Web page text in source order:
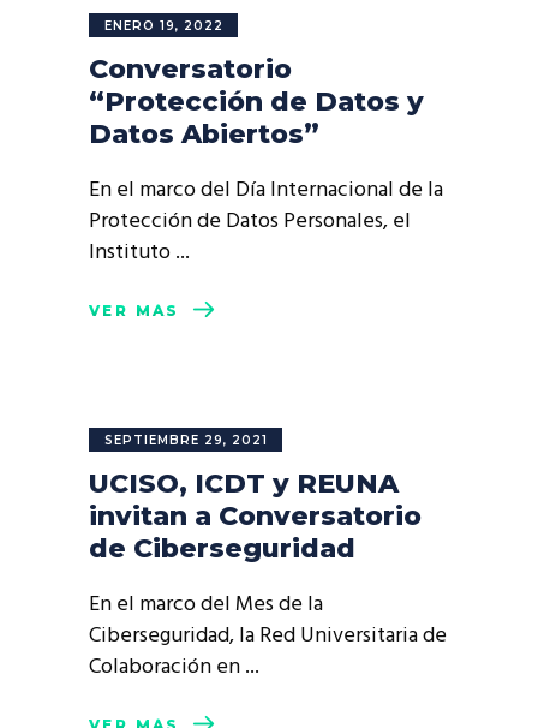
ENERO 19, 2022
Conversatorio
“Protección de Datos y
Datos Abiertos”
En el marco del Día Internacional de la
Protección de Datos Personales, el
Instituto
VER MÁS
SEPTIEMBRE 29, 2021
UCISO, ICDT y REUNA
invitan a Conversatorio
de Ciberseguridad
En el marco del Mes de la
Ciberseguridad, la Red Universitaria de
Colaboración en